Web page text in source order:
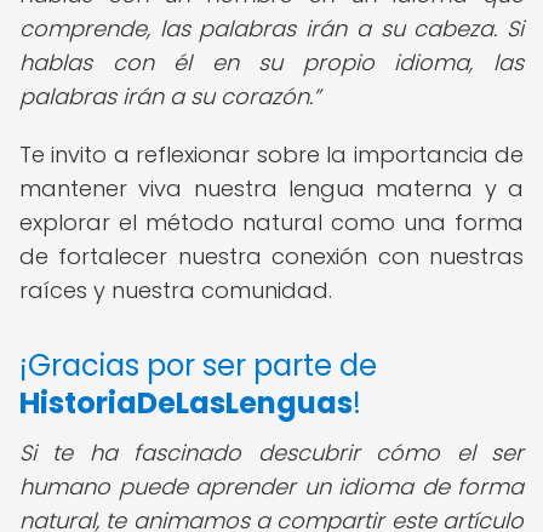
comprende, las palabras irán a su cabeza. Si
hablas con él en su propio idioma, las
palabras irán a su corazón.
Te invito a reflexionar sobre la importancia de
mantener viva nuestra lengua materna y a
explorar el método natural como una forma
de fortalecer nuestra conexión con nuestras
raíces y nuestra comunidad.
¡Gracias por ser parte de
HistoriaDeLasLenguas!
Si te ha fascinado descubrir cómo el ser
humano puede aprender un idioma de forma
natural, te animamos a compartir este artículo